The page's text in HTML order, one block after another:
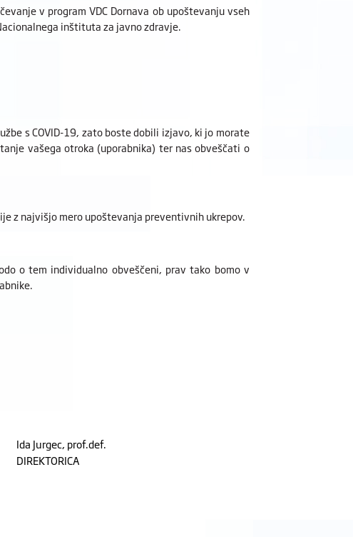
v program VDC Dornava ob upoštevanju vseh
inštituta za javno zdravje.
s COVID-19, zato boste dobili izjavo, ki jo morate
vašega otroka (uporabnika) ter nas obveščati o
z najvišjo mero upoštevanja preventivnih ukrepov.
o tem individualno obveščeni, prav tako bomo v
Ida Jurgec, prof.def.
DIREKTORICA